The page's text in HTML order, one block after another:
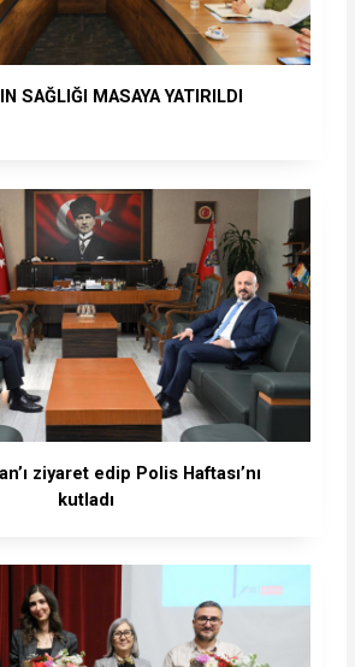
SAĞLIĞI MASAYA YATIRILDI
ziyaret edip Polis Haftası’nı
kutladı